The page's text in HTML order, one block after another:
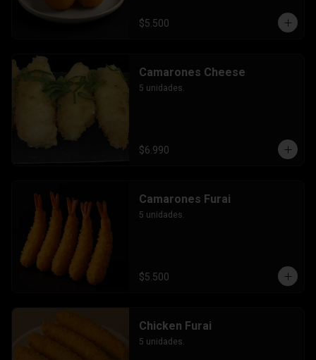
$5.500
Camarones Cheese
5 unidades.
$6.990
Camarones Furai
5 unidades.
$5.500
Chicken Furai
5 unidades.